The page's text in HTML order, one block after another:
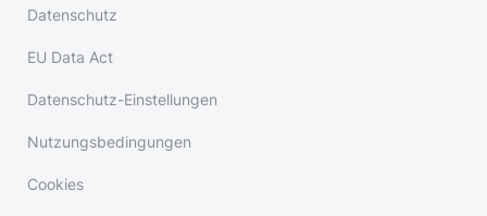
Datenschutz
EU Data Act
Datenschutz-Einstellungen
Nutzungsbedingungen
Cookies